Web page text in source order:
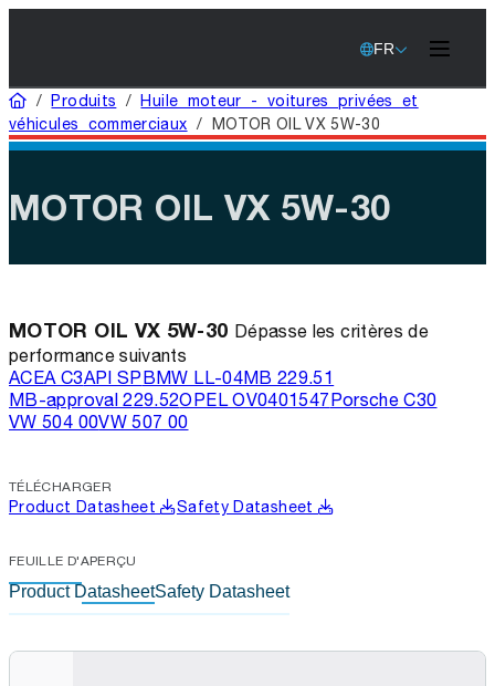
FR
Domicile
/Produits /Huile moteur - voitures privées et
véhicules commerciaux / MOTOR OIL VX 5W-30
MOTOR OIL VX 5W-30
MOTOR OIL VX 5W-30 Dépasse les critères de
performance suivants
ACEA C3API SPBMW LL-04MB 229.51
MB-approval 229.52OPEL OV0401547Porsche C30
VW 504 00VW 507 00
TÉLÉCHARGER
Product Datasheet Safety Datasheet
FEUILLE D'APERÇU
Product DatasheetSafety Datasheet